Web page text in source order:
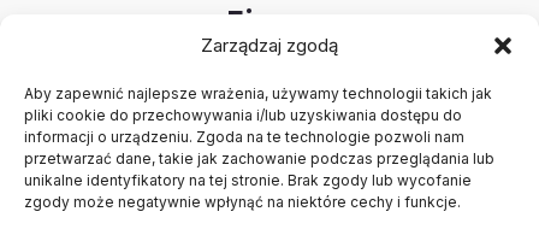
Zarządzaj zgodą
Aby zapewnić najlepsze wrażenia, używamy technologii takich jak
pliki cookie do przechowywania i/lub uzyskiwania dostępu do
informacji o urządzeniu. Zgoda na te technologie pozwoli nam
przetwarzać dane, takie jak zachowanie podczas przeglądania lub
unikalne identyfikatory na tej stronie. Brak zgody lub wycofanie
zgody może negatywnie wpłynąć na niektóre cechy i funkcje.
Firma
Kontakt
Rejestracja firmy
Konto
Polityka prywatności
Regulamin